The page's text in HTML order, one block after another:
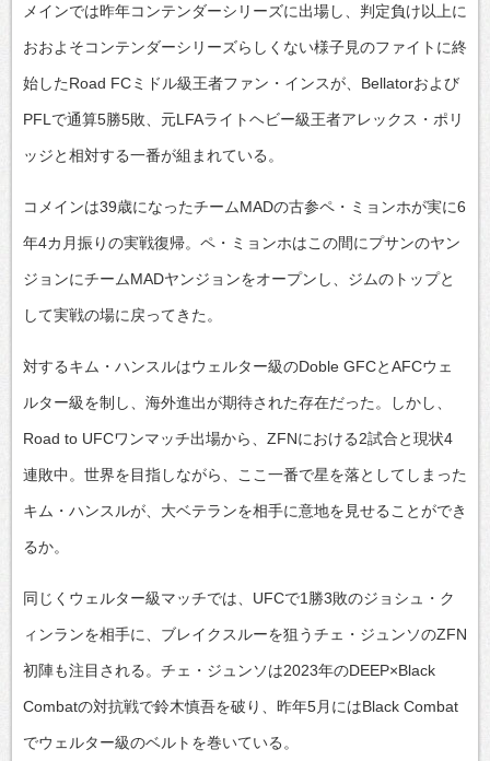
メインでは昨年コンテンダーシリーズに出場し、判定負け以上に
おおよそコンテンダーシリーズらしくない様子見のファイトに終
始したRoad FCミドル級王者ファン・インスが、Bellatorおよび
PFLで通算5勝5敗、元LFAライトヘビー級王者アレックス・ポリ
ッジと相対する一番が組まれている。
コメインは39歳になったチームMADの古参ペ・ミョンホが実に6
年4カ月振りの実戦復帰。ペ・ミョンホはこの間にプサンのヤン
ジョンにチームMADヤンジョンをオープンし、ジムのトップと
して実戦の場に戻ってきた。
対するキム・ハンスルはウェルター級のDoble GFCとAFCウェ
ルター級を制し、海外進出が期待された存在だった。しかし、
Road to UFCワンマッチ出場から、ZFNにおける2試合と現状4
連敗中。世界を目指しながら、ここ一番で星を落としてしまった
キム・ハンスルが、大ベテランを相手に意地を見せることができ
るか。
同じくウェルター級マッチでは、UFCで1勝3敗のジョシュ・ク
ィンランを相手に、ブレイクスルーを狙うチェ・ジュンソのZFN
初陣も注目される。チェ・ジュンソは2023年のDEEP×Black
Combatの対抗戦で鈴木慎吾を破り、昨年5月にはBlack Combat
でウェルター級のベルトを巻いている。